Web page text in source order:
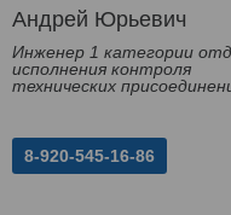
Андрей Юрьевич
Инженер 1 категории
исполнения контроля
технических
8-920-545-16-86